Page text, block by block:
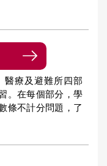
醫療及避難所四部
。在每個部分，學
條不計分問題，了